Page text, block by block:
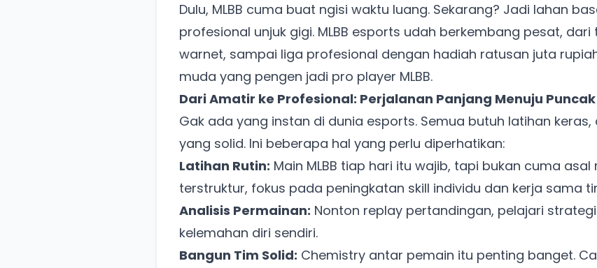
Dulu, MLBB cuma buat ngisi waktu luang. Sekarang? Jadi lahan
profesional unjuk gigi. MLBB esports udah berkembang pesat,
warnet, sampai liga profesional dengan hadiah ratusan juta
muda yang pengen jadi pro player MLBB.
Dari Amatir ke Profesional: Perjalanan Panjang Menuju Puncak
Gak ada yang instan di dunia esports. Semua butuh latihan
yang solid. Ini beberapa hal yang perlu diperhatikan:
Latihan Rutin: Main MLBB tiap hari itu wajib, tapi bukan cuma asal
terstruktur, fokus pada peningkatan skill individu dan kerja sama
Analisis Permainan: Nonton replay pertandingan, pelajari
kelemahan diri sendiri.
Bangun Tim Solid: Chemistry antar pemain itu penting banget.